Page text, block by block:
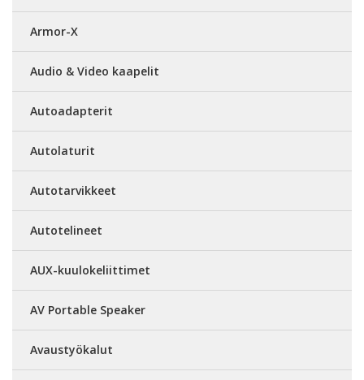
Armor-X
Audio & Video kaapelit
Autoadapterit
Autolaturit
Autotarvikkeet
Autotelineet
AUX-kuulokeliittimet
AV Portable Speaker
Avaustyökalut